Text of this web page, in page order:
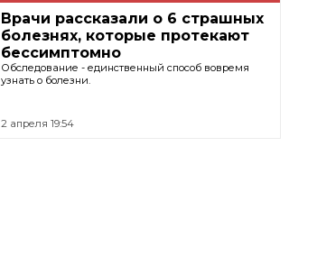
Врачи рассказали о 6 страшных
болезнях, которые протекают
бессимптомно
Обследование - единственный способ вовремя
узнать о болезни.
2 апреля 19:54